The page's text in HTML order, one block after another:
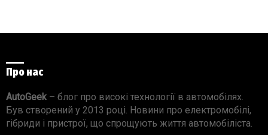
Про нас
AutoGeek– блог про високі технології в автомобілях.
Був створений у 2013 році. Новини про електромобілі,
гібриди і пристрої, що спрощують життя автомобіліста.